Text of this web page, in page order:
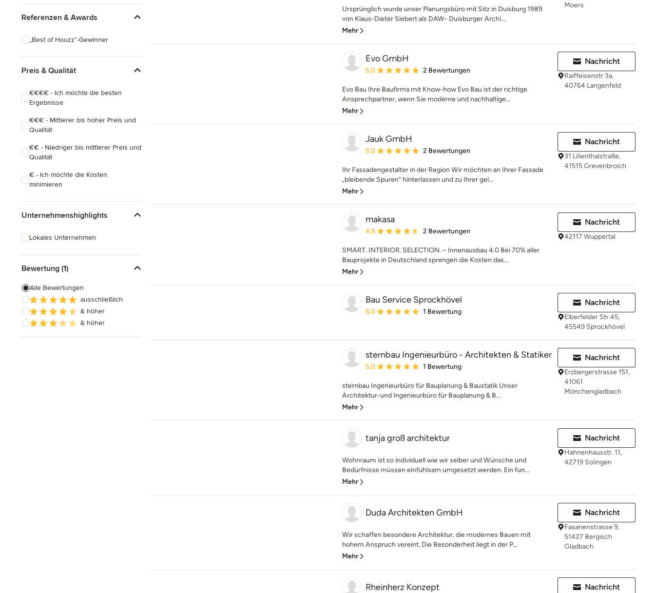
Hauserweiterungen
Alle anzeigen
Referenzen & Awards
„Best of Houzz“-Gewinner
Preis & Qualität
€€€€ - Ich möchte die besten
Ergebnisse
€€€ - Mittlerer bis hoher Preis und
Qualität
€€ - Niedriger bis mittlerer Preis und
Qualität
€ - Ich möchte die Kosten
minimieren
Unternehmenshighlights
Lokales Unternehmen
Bewertung (1)
Alle Bewertungen
ausschließlich
& höher
& höher
Ursprünglich wurde unser Planungsbüro mit Sitz in Duisburg 1989
von Klaus-Dieter Siebert als DAW- Duisburger Archi...
Mehr
Moers
Evo GmbH
Durchschnittliche Bewertung: 5 von 5 Sternen
5,0 2 Bewertungen
Evo Bau Ihre Baufirma mit Know-how Evo Bau ist der richtige
Ansprechpartner, wenn Sie moderne und nachhaltige...
Mehr
Nachricht
Raiffeisenstr 3a,
40764 Langenfeld
Jauk GmbH
Durchschnittliche Bewertung: 5 von 5 Sternen
5,0 2 Bewertungen
Ihr Fassadengestalter in der Region Wir möchten an Ihrer Fassade
„bleibende Spuren“ hinterlassen und zu Ihrer gel...
Mehr
Nachricht
31 Lilienthalstraße,
41515 Grevenbroich
makasa
Durchschnittliche Bewertung: 4.5 von 5 Sternen
4,5 2 Bewertungen
SMART. INTERIOR. SELECTION. – Innenausbau 4.0 Bei 70% aller
Bauprojekte in Deutschland sprengen die Kosten das...
Mehr
Nachricht
42117 Wuppertal
Bau Service Sprockhövel
Durchschnittliche Bewertung: 5 von 5 Sternen
5,0 1 Bewertung
Nachricht
Elberfelder Str.45,
45549 Sprockhövel
sternbau Ingenieurbüro - Architekten & Statiker
Durchschnittliche Bewertung: 5 von 5 Sternen
5,0 1 Bewertung
sternbau Ingenieurbüro für Bauplanung & Baustatik Unser
Architektur-und Ingenieurbüro für Bauplanung & B...
Mehr
Nachricht
Erzbergerstrasse 151,
41061
Mönchengladbach
tanja groß architektur
Wohnraum ist so individuell wie wir selber und Wünsche und
Bedürfnisse müssen einfühlsam umgesetzt werden. Ein fun...
Mehr
Nachricht
Hahnenhausstr. 11,
42719 Solingen
Duda Architekten GmbH
Wir schaffen besondere Architektur, die modernes Bauen mit
hohem Anspruch vereint. Die Besonderheit liegt in der P...
Mehr
Nachricht
Fasanenstrasse 9,
51427 Bergisch
Gladbach
Rheinherz Konzept Nachricht